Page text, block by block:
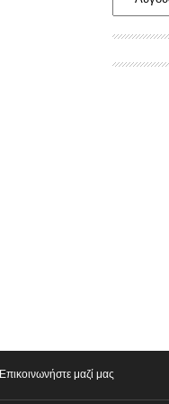
Επικοινωνήστε μαζί μας